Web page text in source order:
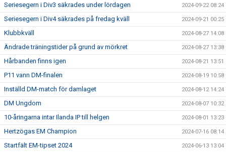
Seriesegern i Div3 säkrades under lördagen 2024-09-22 08:24
Seriesegern i Div4 säkrades på fredag kväll 2024-09-21 00:25
Klubbkväll 2024-08-27 14:08
Ändrade träningstider på grund av mörkret 2024-08-27 13:38
Hårbanden finns igen 2024-08-21 13:51
P11 vann DM-finalen 2024-08-19 10:58
Inställd DM-match för damlaget 2024-08-12 14:24
DM Ungdom 2024-08-07 10:32
10-åringarna intar Ilanda IP till helgen 2024-08-01 13:23
Hertzögas EM Champion 2024-07-16 08:14
Startfält EM-tipset 2024 2024-06-13 13:04